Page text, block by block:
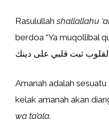
Rasulullahshallallahu
berdoa “Ya muqollibal
ثبت قلبي على دينك
Amanah adalah
kelak amanah akan
wa ta’ala.